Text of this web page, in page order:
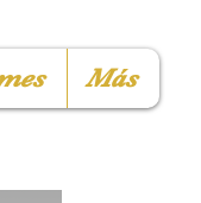
Más